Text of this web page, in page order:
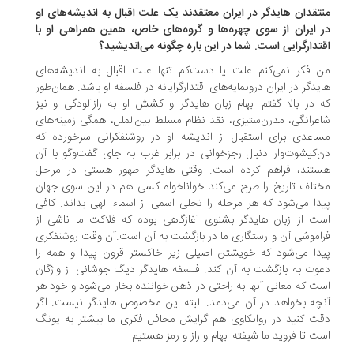
هایدگر در ایران معتقدند یک علت اقبال به اندیشه‌های او
ایران از سوی چهره‌ها و گروه‌های خاص، همین همراهی او با
است. شما در این باره چگونه می‌اندیشید؟
فکر نمی‌کنم علت یا دست‌کم تنها علت اقبال به اندیشه‌های
در ایران درونمایه‌های اقتدارگرایانه در فلسفه او باشد. همان‌طور
در بالا گفتم ابهام زبان هایدگر و کشش او به رازآلودگی و نیز
مدرن‌ستیزی، نقد نظام مسلط بین‌الملل، همگی زمینه‌های
برای استقبال از اندیشه او در روشنفکرانی سرخورده که
دنبال رجزخوانی در برابر غرب به‌ جای گفت‌وگو با آن
فراهم کرده است. وقتی هایدگر ظهور هستی در مراحل
تاریخ را طرح می‌کند خواناخواه کسی هم در این ‌سوی جهان
می‌شود که هر مرحله را تجلی اسمی از اسماء الهی بداند. کافی
از زبان هایدگر بشنوی آغازگاهی بوده که فلاکت ما ناشی از
آن و رستگاری ما در بازگشت به آن است.آن‌ وقت روشنفکری
می‌شود که خویشتن اصیلی زیر خاکستر قرون پیدا و همه را
به بازگشت به آن کند. فلسفه هایدگر دیگ جوشانی از واژگان
که معانی آنها به راحتی در ذهن خواننده بخار می‌شود و خود هر
بخواهد در آن می‌دمد. البته این مخصوص هایدگر نیست. اگر
کنید در روانکاوی هم گرایش محافل فکری ما بیشتر به یونگ
تا فروید.ما شیفته ابهام و راز و رمز هستیم.